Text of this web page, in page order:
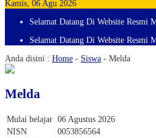
Kamis, 06 Agu 2026
Selamat Datang Di Website Resmi
Selamat Datang Di Website Resmi
Anda disini : Home - Siswa - Melda
Melda
Mulai belajar 06 Agustus 2026
NISN
0053856564